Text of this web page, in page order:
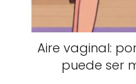
Aire vaginal:
puede ser